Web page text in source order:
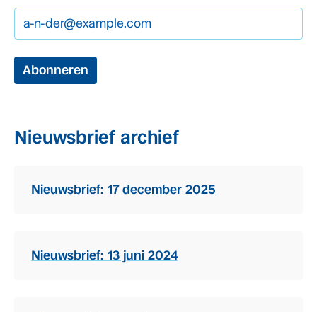
Abonneren
Nieuwsbrief archief
Nieuwsbrief: 17 december 2025
Nieuwsbrief: 13 juni 2024